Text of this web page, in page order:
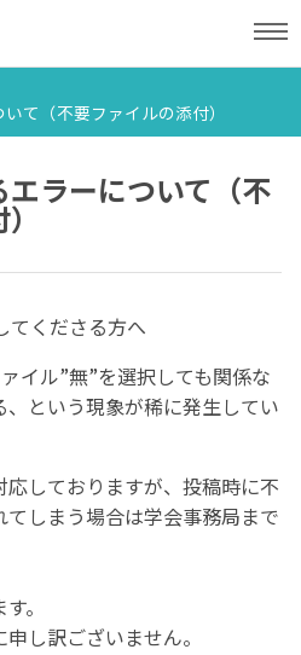
て（不要ファイルの添付）
ラーについて（不
てくださる方へ
イル”無”を選択しても関係な
という現象が稀に発生してい
しておりますが、投稿時に不
しまう場合は学会事務局まで
。
し訳ございません。